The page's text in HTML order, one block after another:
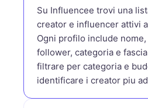
Su Influencee trovi una
creator e influencer attivi
Ogni profilo include
follower, categoria e
filtrare per categoria e
identificare i creator piu